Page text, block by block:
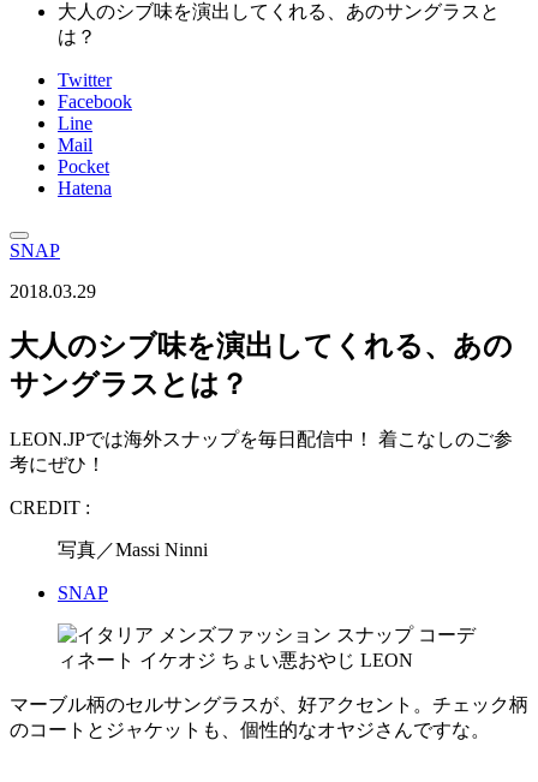
大人のシブ味を演出してくれる、あのサングラスと
は？
Twitter
Facebook
Line
Mail
Pocket
Hatena
SNAP
2018.03.29
大人のシブ味を演出してくれる、あの
サングラスとは？
LEON.JPでは海外スナップを毎日配信中！ 着こなしのご参
考にぜひ！
CREDIT :
写真／Massi Ninni
SNAP
マーブル柄のセルサングラスが、好アクセント。チェック柄
のコートとジャケットも、個性的なオヤジさんですな。